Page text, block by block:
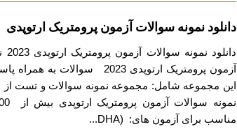
دانلود نمونه سوالات آزمون پرومتریک ارتوپدی
آزمون پرومتریک ارتوپدی 2023
این مجموعه شامل: مجموعه نمونه سوالات و تست از
مناسب برای آزمون های: (DHA...